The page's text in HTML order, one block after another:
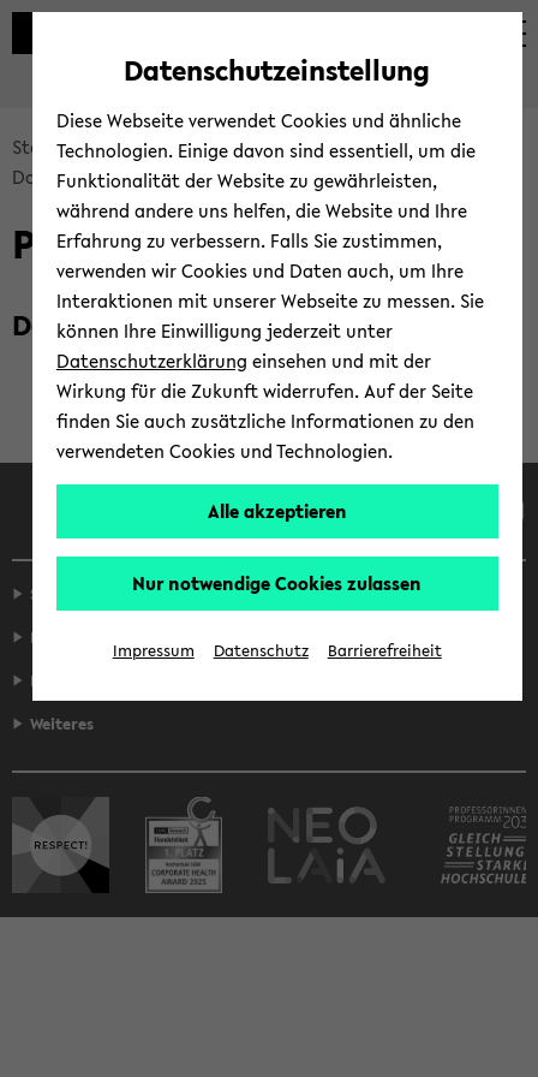
Automatische
vermeiden
zum
wechseln
zum
wechseln
zum
wechseln
Bread­
crumb
sprin­
gen
zum
Haupt­
wech­
Start­sei­te des IMW Mit­glie­der
Start: Mit­glie­der
Dok­to­ran­din­nen und Dok­to­ran­den
Prince Osei
Dok­to­rand (CUDE)
Face­book In­sta­gram Lin­ke­dIn Tik­Tok
Service
Fakultäten
Informationen für ...
Weiteres
Datenschutzeinstellung
Diese Webseite verwendet Cookies und ähnliche
Technologien. Einige davon sind essentiell, um die
Funktionalität der Website zu gewährleisten,
während andere uns helfen, die Website und Ihre
Erfahrung zu verbessern. Falls Sie zustimmen,
verwenden wir Cookies und Daten auch, um Ihre
Interaktionen mit unserer Webseite zu messen. Sie
können Ihre Einwilligung jederzeit unter
Datenschutzerklärung einsehen und mit der
Wirkung für die Zukunft widerrufen. Auf der Seite
finden Sie auch zusätzliche Informationen zu den
verwendeten Cookies und Technologien.
Alle akzeptieren
Nur notwendige Cookies zulassen
Impressum Datenschutz Barrierefreiheit